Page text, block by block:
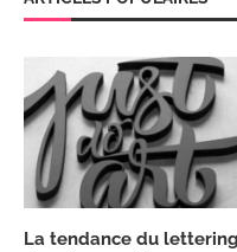
La tendance du lettering